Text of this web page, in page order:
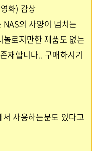
화) 감상
의 사양이 넘치는
로지만한 제품도 없는
재합니다.. 구매하시기
사용하는분도 있다고